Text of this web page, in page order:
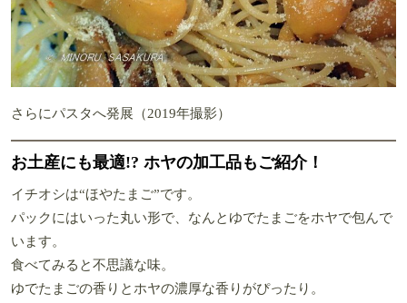
さらにパスタへ発展（2019年撮影）
お土産にも最適!? ホヤの加工品もご紹介！
イチオシは“ほやたまご”です。
パックにはいった丸い形で、なんとゆでたまごをホヤで包んで
います。
食べてみると不思議な味。
ゆでたまごの香りとホヤの濃厚な香りがぴったり。